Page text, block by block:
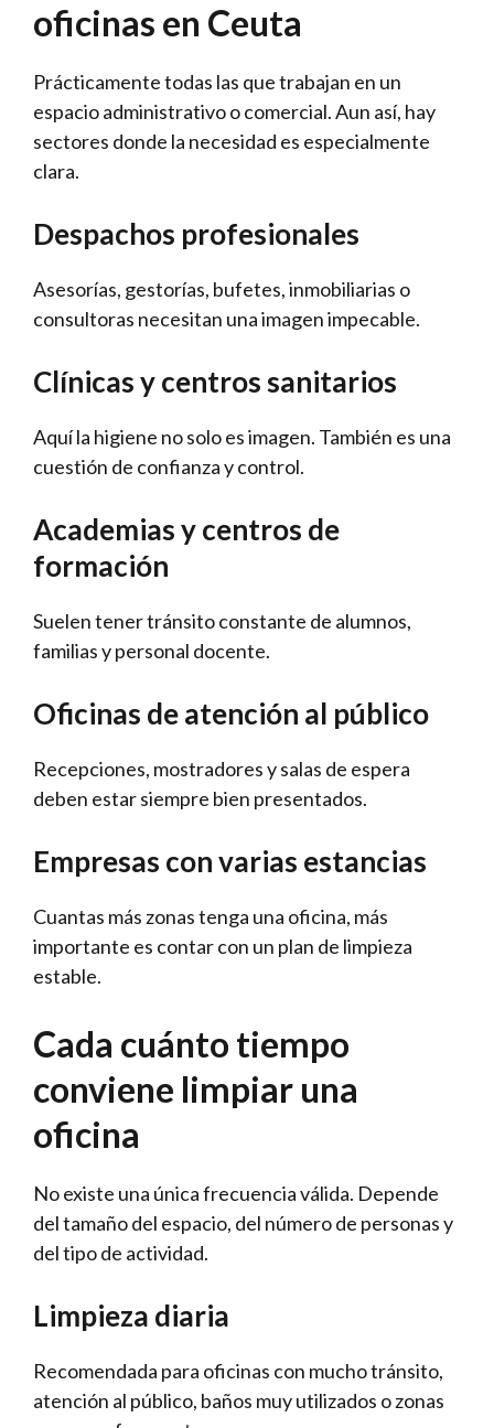
oficinas en Ceuta
Prácticamente todas las que trabajan en un
espacio administrativo o comercial. Aun así, hay
sectores donde la necesidad es especialmente
clara.
Despachos profesionales
Asesorías, gestorías, bufetes, inmobiliarias o
consultoras necesitan una imagen impecable.
Clínicas y centros sanitarios
Aquí la higiene no solo es imagen. También es una
cuestión de confianza y control.
Academias y centros de
formación
Suelen tener tránsito constante de alumnos,
familias y personal docente.
Oficinas de atención al público
Recepciones, mostradores y salas de espera
deben estar siempre bien presentados.
Empresas con varias estancias
Cuantas más zonas tenga una oficina, más
importante es contar con un plan de limpieza
estable.
Cada cuánto tiempo
conviene limpiar una
oficina
No existe una única frecuencia válida. Depende
del tamaño del espacio, del número de personas y
del tipo de actividad.
Limpieza diaria
Recomendada para oficinas con mucho tránsito,
atención al público, baños muy utilizados o zonas